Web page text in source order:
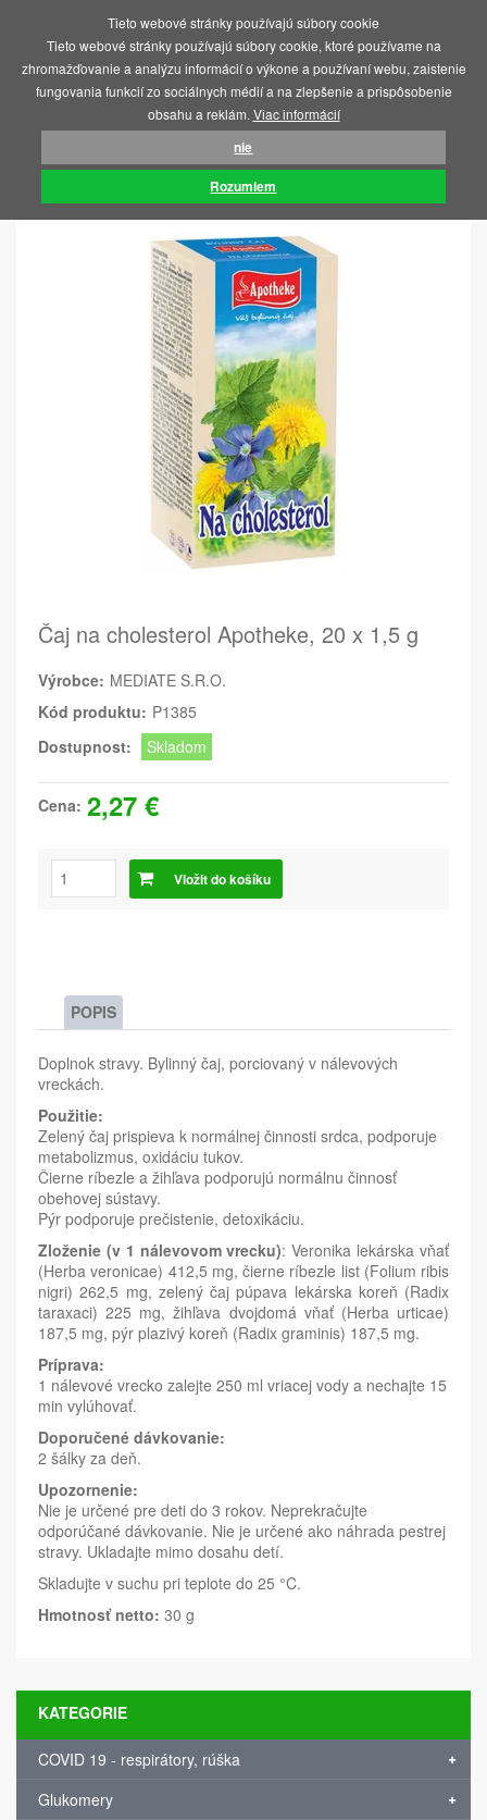
ÚVOD POTRAVINY, VITAMÍNY, ČAJE ČAJE
Čaj na cholesterol Apotheke, 20 x 1,5 g
Výrobce: MEDIATE S.R.O.
Kód produktu: P1385
Dostupnost:
Skladom
Cena: 2,27 €
Vložit do košíku
POPIS
Doplnok stravy. Bylinný čaj, porciovaný v nálevových
vreckách.
Použitie:
Zelený čaj prispieva k normálnej činnosti srdca, podporuje
metabolizmus, oxidáciu tukov.
Čierne ríbezle a žihľava podporujú normálnu činnosť
obehovej sústavy.
Pýr podporuje prečistenie, detoxikáciu.
Zloženie (v 1 nálevovom vrecku): Veronika lekárska vňať
(Herba veronicae) 412,5 mg, čierne ríbezle list (Folium ribis
nigri) 262,5 mg, zelený čaj púpava lekárska koreň (Radix
taraxaci) 225 mg, žihľava dvojdomá vňať (Herba urticae)
187,5 mg, pýr plazivý koreň (Radix graminis) 187,5 mg.
Príprava:
1 nálevové vrecko zalejte 250 ml vriacej vody a nechajte 15
min vylúhovať.
Doporučené dávkovanie:
2 šálky za deň.
Upozornenie:
Nie je určené pre deti do 3 rokov. Neprekračujte
odporúčané dávkovanie. Nie je určené ako náhrada pestrej
stravy. Ukladajte mimo dosahu detí.
Skladujte v suchu pri teplote do 25 °C.
Hmotnosť netto: 30 g
KATEGORIE
COVID 19 - respirátory, rúška
Glukomery
Tieto webové stránky používajú súbory cookie
Tieto webové stránky používajú súbory cookie, ktoré používame na
zhromažďovanie a analýzu informácií o výkone a používaní webu, zaistenie
fungovania funkcií zo sociálnych médií a na zlepšenie a prispôsobenie
obsahu a reklám. Viac informácií
nie
Rozumiem